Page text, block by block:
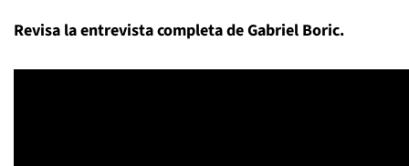
Revisa la entrevista completa de Gabriel Boric.